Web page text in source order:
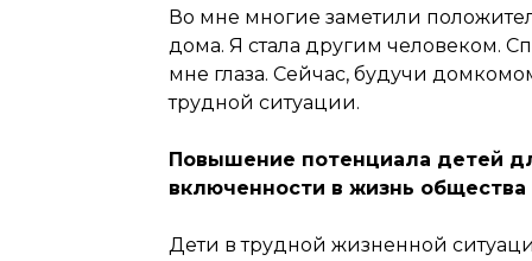
Во мне многие заметили
дома. Я стала другим человеком.
мне глаза. Сейчас, будучи
трудной ситуации.
Повышение потенциала детей
включенности в жизнь общества
Дети в трудной жизненной